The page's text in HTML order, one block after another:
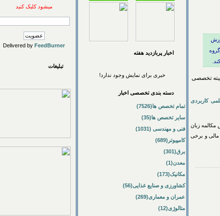
تخصصی
زبان
و برخی
اخبار پربازديد هفته
خبری برای نمایش وجود ندارد!
دسته بندی تخصصی اخبار
تمام تخصص ها(7526)
سایر تخصص ها(35)
فنی و مهندسی (1031)
کامپیوتر(689)
برق(301)
معدن(1)
مکانیک(173)
کشاورزی و صنایع غذایی(56)
عمران و معماری(269)
متالوژی(12)
میشود کلیک کنید
Delivered byFeedBurner
تبلیغات